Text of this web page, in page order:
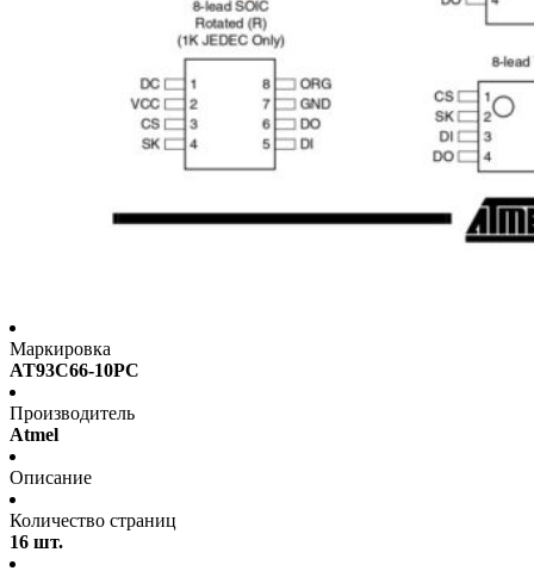
Маркировка
AT93C66-10PC
Производитель
Atmel
Описание
Количество страниц
16 шт.